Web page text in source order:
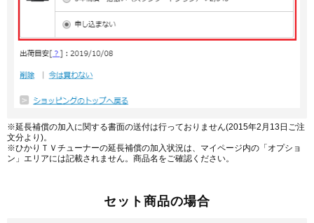
※延長補償の加入に関する書面の送付は行っておりません(2015年2月13日ご注
文分より)。
※ひかりＴＶチューナーの延長補償の加入状況は、マイページ内の「オプショ
ン」エリアには記載されません。商品名をご確認ください。
セット商品の場合